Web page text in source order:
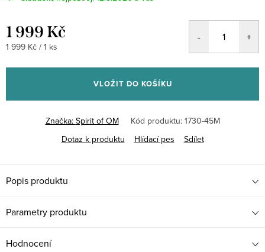
1 999 Kč
Měrná
1 999 Kč / 1 ks
VLOŽIT DO KOŠÍKU
Značka: Spirit of OM Kód produktu: 1730-45M
Dotaz k produktu
Hlídací pes Sdílet
Popis produktu
Parametry produktu
Hodnocení